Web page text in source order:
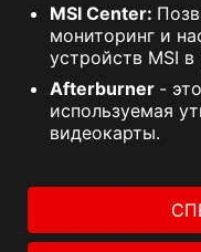
MSI Center:
мониторинг и
устройств MSI
Afterburner -
используемая
видеокарты.